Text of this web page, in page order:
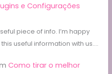
e Configurações
piece of info. I’m happy
useful information with us.…
Como tirar o melhor